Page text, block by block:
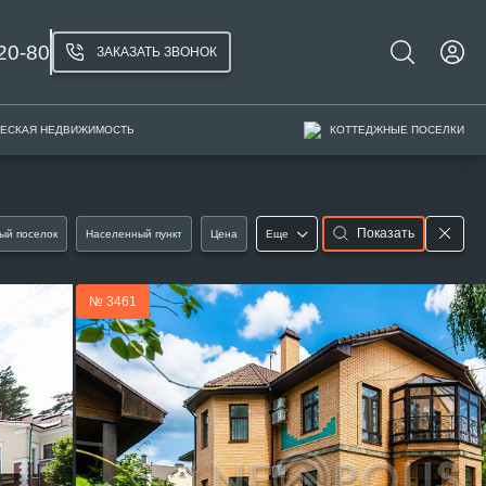
80 ЗАКАЗАТЬ ЗВОНОК
НЕДВИЖИМОСТЬ КОТТЕДЖНЫЕ ПОСЕЛКИ
поселок Населенный пункт Цена Еще Показать
№ 3461